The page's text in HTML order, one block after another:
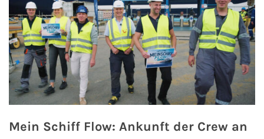
Mein Schiff Flow: Ankunft der Crew an